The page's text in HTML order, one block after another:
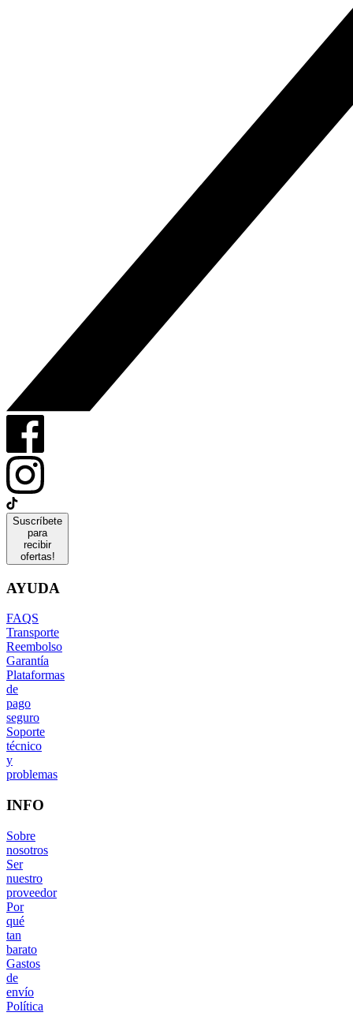
Suscríbete
para
recibir
ofertas!
AYUDA
FAQS
Transporte
Reembolso
Garantía
Plataformas
de
pago
seguro
Soporte
técnico
y
problemas
INFO
Sobre
nosotros
Ser
nuestro
proveedor
Por
qué
tan
barato
Gastos
de
envío
Política